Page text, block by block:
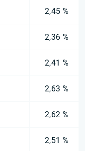
2,45 %
2,36 %
2,41 %
2,63 %
2,62 %
2,51 %